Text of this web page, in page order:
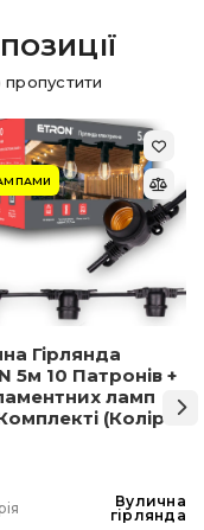
Гірлянда
5м 10 Патронів +
ламп
(Колір
Вулична
гірлянда